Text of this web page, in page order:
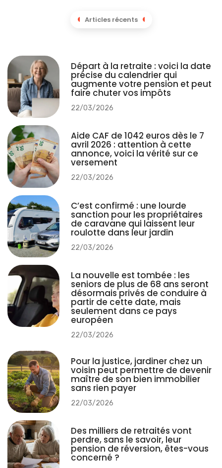
Articles récents
Départ à la retraite : voici la date
précise du calendrier qui
augmente votre pension et peut
faire chuter vos impôts
22/03/2026
Aide CAF de 1042 euros dès le 7
avril 2026 : attention à cette
annonce, voici la vérité sur ce
versement
22/03/2026
C’est confirmé : une lourde
sanction pour les propriétaires
de caravane qui laissent leur
roulotte dans leur jardin
22/03/2026
La nouvelle est tombée : les
seniors de plus de 68 ans seront
désormais privés de conduire à
partir de cette date, mais
seulement dans ce pays
européen
22/03/2026
Pour la justice, jardiner chez un
voisin peut permettre de devenir
maître de son bien immobilier
sans rien payer
22/03/2026
Des milliers de retraités vont
perdre, sans le savoir, leur
pension de réversion, êtes-vous
concerné ?